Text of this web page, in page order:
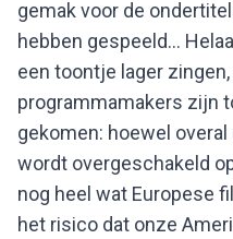
gemak voor de
hebben gespeeld...
een toontje lager
programmamakers zijn
gekomen: hoewel
wordt overgeschakeld
nog heel wat Europese
het risico dat onze